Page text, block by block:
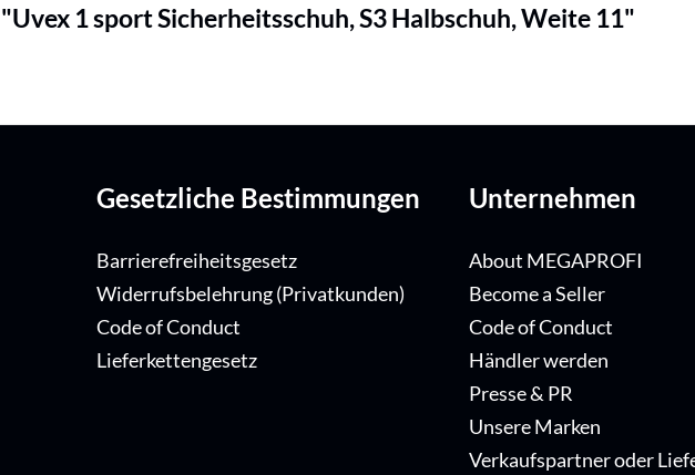
1 sport Sicherheitsschuh, S3 Halbschuh, Weite 11"
Gesetzliche Bestimmungen
Barrierefreiheitsgesetz
Widerrufsbelehrung (Privatkunden)
Code of Conduct
Lieferkettengesetz
Unternehmen
About MEGAPROFI
Become a Seller
Code of Conduct
Händler werden
Presse & PR
Unsere Marken
Verkaufspartner oder